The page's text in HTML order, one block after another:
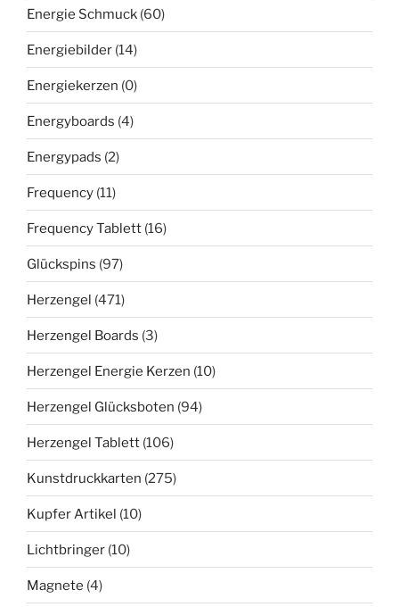
Energie Schmuck (60)
Energiebilder (14)
Energiekerzen (0)
Energyboards (4)
Energypads (2)
Frequency (11)
Frequency Tablett (16)
Glückspins (97)
Herzengel (471)
Herzengel Boards (3)
Herzengel Energie Kerzen (10)
Herzengel Glücksboten (94)
Herzengel Tablett (106)
Kunstdruckkarten (275)
Kupfer Artikel (10)
Lichtbringer (10)
Magnete (4)